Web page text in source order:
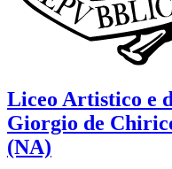
Liceo Artistico e
Giorgio de
(NA)